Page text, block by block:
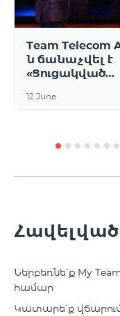
12 June
Team Telecom
ն ճանաչվել է
«Ցուցակված
շուկայում
Հավելված
Ներբեռնե՛ք My
համար
Կատարե՛ք